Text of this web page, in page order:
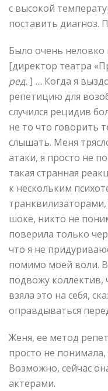
с высокой
поставить диагноз.
Было очень
[директор театра
ред. ] … Когда я
репетицию для
случился рецидив
не то что говорить
слышать. Меня
атаки, я просто не
такая странная
к нескольким
шоке, никто не
поверила только
что я не
помимо моей воли.
подвожу
взяла это на себя,
оправдываться
Женя, ее метод
просто не
Возможно, сейчас
актерами.